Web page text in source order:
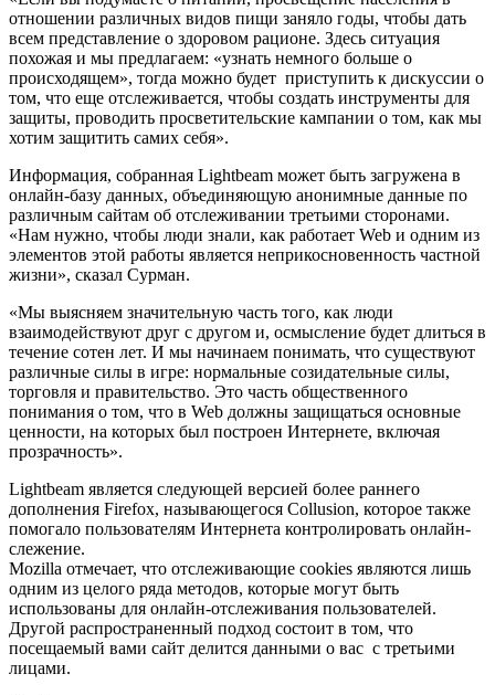
отношении различных видов пищи заняло годы, чтобы дать
всем представление о здоровом рационе. Здесь ситуация
похожая и мы предлагаем: «узнать немного больше о
происходящем», тогда можно будет приступить к дискуссии о
том, что еще отслеживается, чтобы создать инструменты для
защиты, проводить просветительские кампании о том, как мы
хотим защитить самих себя».
Информация, собранная Lightbeam может быть загружена в
онлайн-базу данных, объединяющую анонимные данные по
различным сайтам об отслеживании третьими сторонами.
«Нам нужно, чтобы люди знали, как работает Web и одним из
элементов этой работы является неприкосновенность частной
жизни», сказал Сурман.
«Мы выясняем значительную часть того, как люди
взаимодействуют друг с другом и, осмысление будет длиться в
течение сотен лет. И мы начинаем понимать, что существуют
различные силы в игре: нормальные созидательные силы,
торговля и правительство. Это часть общественного
понимания о том, что в Web должны защищаться основные
ценности, на которых был построен Интернете, включая
прозрачность».
Lightbeam является следующей версией более раннего
дополнения Firefox, называющегося Collusion, которое также
помогало пользователям Интернета контролировать онлайн-
слежение.
Mozilla отмечает, что отслеживающие cookies являются лишь
одним из целого ряда методов, которые могут быть
использованы для онлайн-отслеживания пользователей.
Другой распространенный подход состоит в том, что
посещаемый вами сайт делится данными о вас с третьими
лицами.